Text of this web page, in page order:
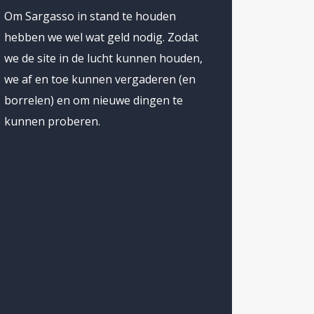
redenen
Om Sargasso in stand te houden
hebben we wel wat geld nodig. Zodat
we de site in de lucht kunnen houden,
we af en toe kunnen vergaderen (en
borrelen) en om nieuwe dingen te
kunnen proberen.